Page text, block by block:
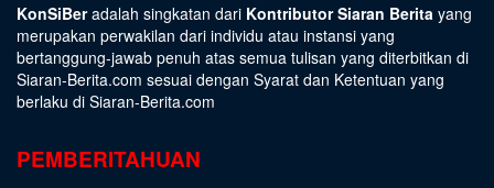
KonSiBeradalah singkatan dari Kontributor Siaran Berita yang
merupakan perwakilan dari individu atau instansi yang
bertanggung-jawab penuh atas semua tulisan yang diterbitkan di
Siaran-Berita.com sesuai dengan Syarat dan Ketentuan yang
berlaku di Siaran-Berita.com
PEMBERITAHUAN